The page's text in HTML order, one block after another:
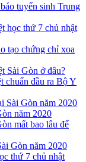
tuyển sinh Trung
học thứ 7 chủ nhật
tạo chứng chỉ xoa
Sài Gòn ở đâu?
chuẩn đầu ra Bộ Y
Sài Gòn năm 2020
năm 2020
mất bao lâu để
Gòn năm 2020
thứ 7 chủ nhật